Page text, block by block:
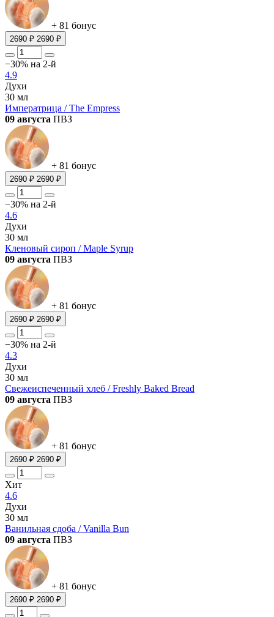
+ 81 бонус
2690 ₽ 2690 ₽
−30% на 2-й
4.9
Духи
30 мл
Императрица / The Empress
09 августа ПВЗ
+ 81 бонус
2690 ₽ 2690 ₽
−30% на 2-й
4.6
Духи
30 мл
Кленовый сироп / Maple Syrup
09 августа ПВЗ
+ 81 бонус
2690 ₽ 2690 ₽
−30% на 2-й
4.3
Духи
30 мл
Свежеиспеченный хлеб / Freshly Baked Bread
09 августа ПВЗ
+ 81 бонус
2690 ₽ 2690 ₽
Хит
4.6
Духи
30 мл
Ванильная сдоба / Vanilla Bun
09 августа ПВЗ
+ 81 бонус
2690 ₽ 2690 ₽